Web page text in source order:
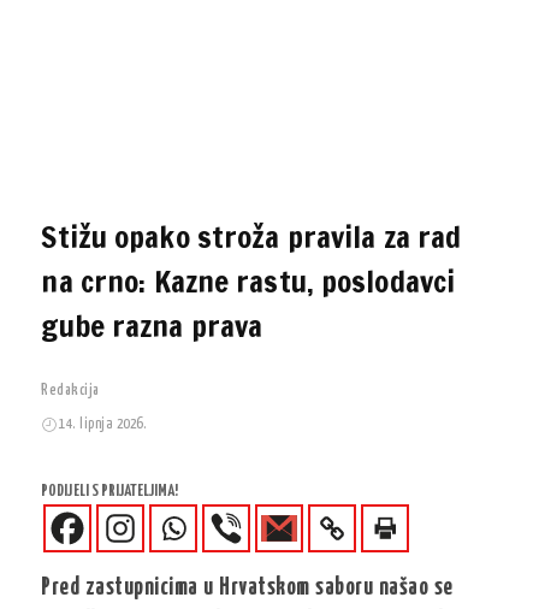
Stižu opako stroža pravila za rad
na crno: Kazne rastu, poslodavci
gube razna prava
Redakcija
14. lipnja 2026.
PODIJELI S PRIJATELJIMA!
Pred zastupnicima u Hrvatskom saboru našao se